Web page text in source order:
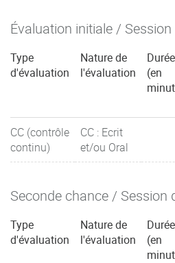
Évaluation initiale /
Type
d'évaluation
Nature de
l'évaluation
Durée
(en
CC (contrôle
continu)
CC : Ecrit
et/ou Oral
Seconde chance / Session
Type
d'évaluation
Nature de
l'évaluation
Durée
(en